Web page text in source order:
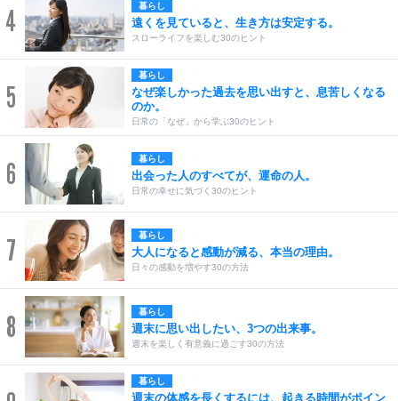
4 暮らし
遠くを見ていると、生き方は安定する。
スローライフを楽しむ30のヒント
5
暮らし
なぜ楽しかった過去を思い出すと、息苦しくなる
のか。
日常の「なぜ」から学ぶ30のヒント
6 暮らし
出会った人のすべてが、運命の人。
日常の幸せに気づく30のヒント
7 暮らし
大人になると感動が減る、本当の理由。
日々の感動を増やす30の方法
8 暮らし
週末に思い出したい、3つの出来事。
週末を楽しく有意義に過ごす30の方法
暮らし
週末の体感を長くするには、起きる時間がポイン